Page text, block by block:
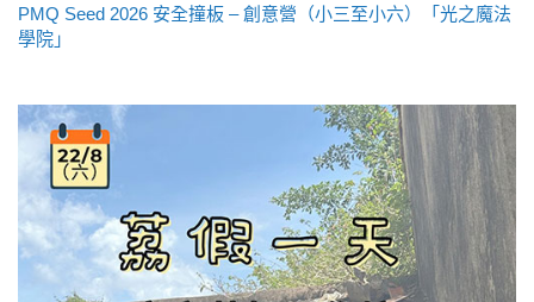
PMQ Seed 2026 安全撞板 – 創意營（小三至小六）「光之魔法
學院」